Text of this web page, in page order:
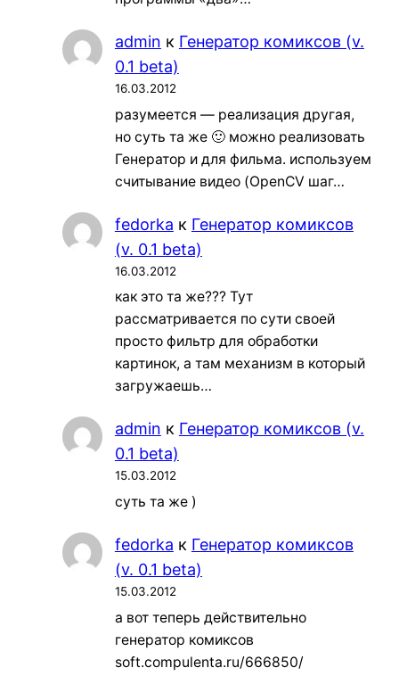
admin к Генератор комиксов (v.
0.1 beta)
16.03.2012
разумеется — реализация другая,
но суть та же 🙂 можно реализовать
Генератор и для фильма. используем
считывание видео (OpenCV шаг…
fedorka к Генератор комиксов
(v. 0.1 beta)
16.03.2012
как это та же??? Тут
рассматривается по сути своей
просто фильтр для обработки
картинок, а там механизм в который
загружаешь…
admin к Генератор комиксов (v.
0.1 beta)
15.03.2012
суть та же )
fedorka к Генератор комиксов
(v. 0.1 beta)
15.03.2012
а вот теперь действительно
генератор комиксов
soft.compulenta.ru/666850/